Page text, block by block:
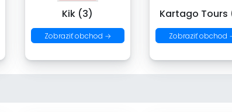
Kik (3)
Zobraziť obchod →
Kartago Tours
Zobraziť obchod